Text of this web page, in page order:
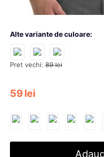
Pret vechi: 89 lei
59lei
Alte variante de culoare: